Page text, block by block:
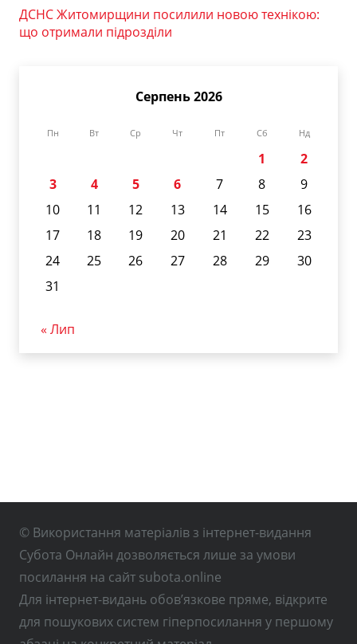
ДСНС Житомирщини посилили новою технікою:
що отримали підрозділи
Серпень 2026
Пн Вт Ср Чт Пт Сб Нд
1
2
3
4 5 6 7 8
9
10
11 12 13 14 15
16
17
18 19 20 21 22
23
24
25 26 27 28 29
30
31
« Лип
© Використання матеріалів з інтернет-видання
Субота Онлайн дозволяється лише за умови
посилання на сайт subota.online
Для інтернет-видань обов’язкове пряме, відкрите
для пошукових систем гіперпосилання у першому